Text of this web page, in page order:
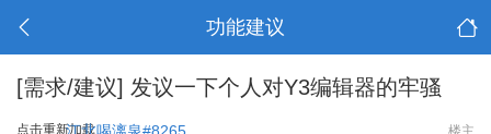
功能建议
[需求/建议] 发议一下个人对Y3编辑器的牢骚
点击重新加载 楼主